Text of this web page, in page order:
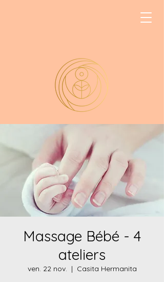
Massage Bébé - 4
ateliers
ven. 22 nov.
  |
Casita Hermanita